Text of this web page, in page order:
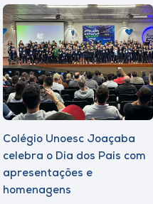
Colégio Unoesc Joaçaba
celebra o Dia dos Pais com
apresentações e
homenagens